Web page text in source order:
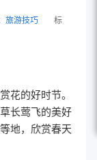
旅游技巧
标
花的好时节。
长莺飞的美好
地，欣赏春天